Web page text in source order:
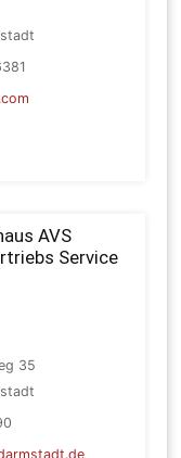
AVS
Service
35